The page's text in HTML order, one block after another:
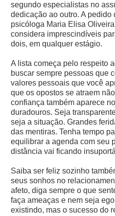
segundo especialistas no
dedicação ao outro. A pedido
psicóloga Maria Elisa
considera imprescindíveis
dois, em qualquer estágio.
A lista começa pelo respeito
buscar sempre pessoas que
valores pessoais que você
que os opostos se atraem
confiança também aparece
duradouros. Seja
seja a situação. Grandes
das mentiras. Tenha tempo
equilibrar a agenda com seu
distância vai ficando
Saiba ser feliz sozinho
seus sonhos no
afeto, diga sempre o que
faça ameaças e nem seja
existindo, mas o sucesso do